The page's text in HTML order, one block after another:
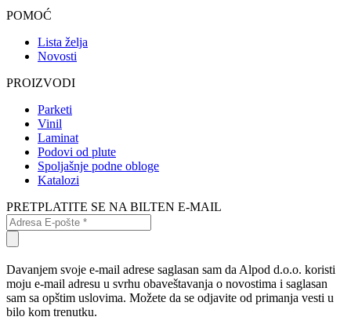
POMOĆ
Lista želja
Novosti
PROIZVODI
Parketi
Vinil
Laminat
Podovi od plute
Spoljašnje podne obloge
Katalozi
PRETPLATITE SE NA BILTEN E-MAIL
Davanjem svoje e-mail adrese saglasan sam da Alpod d.o.o. koristi
moju e-mail adresu u svrhu obaveštavanja o novostima i saglasan
sam sa opštim uslovima. Možete da se odjavite od primanja vesti u
bilo kom trenutku.